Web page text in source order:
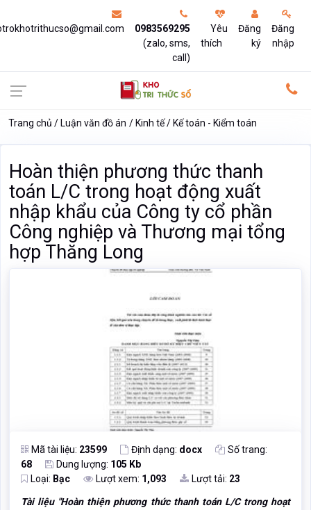
0983569295
(zalo, sms,
call)
Yêu
thích
Đăng
ký
Đăng
nhập
Trang chủ Luận văn đồ án Kinh tế Kế toán - Kiểm toán
Hoàn thiện phương thức thanh
toán L/C trong hoạt động xuất
nhập khẩu của Công ty cổ phần
Công nghiệp và Thương mại tổng
hợp Thăng Long
Mã tài liệu: 23599 Định dạng: docx
Số trang:
68
Dung lượng: 105 Kb
Loại: Bạc Lượt xem: 1,093 Lượt tải: 23
Tài liệu "Hoàn thiện phương thức thanh toán L/C trong hoạt